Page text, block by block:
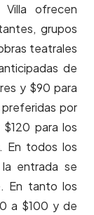
ofrecen
grupos
teatrales
de
y $90 para
preferidas por
para los
En todos los
entrada se
En tanto los
a $100 y de